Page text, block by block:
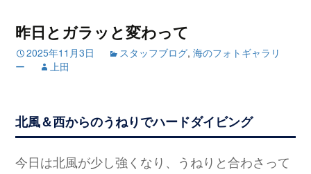
昨日とガラッと変わって
2025年11月3日 スタッフブログ,海のフォトギャラリ
ー
上田
北風＆西からのうねりでハードダイビング
今日は北風が少し強くなり、うねりと合わさって